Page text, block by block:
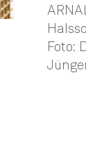
Foto: